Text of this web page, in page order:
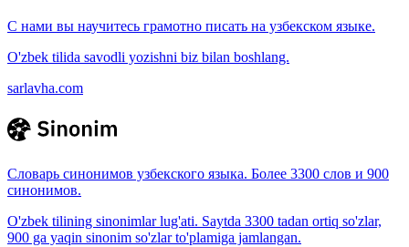
С нами вы научитесь грамотно писать на узбекском языке.
O'zbek tilida savodli yozishni biz bilan boshlang.
sarlavha.com
Словарь синонимов узбекского языка. Более 3300 слов и 900
синонимов.
O'zbek tilining sinonimlar lug'ati. Saytda 3300 tadan ortiq so'zlar,
900 ga yaqin sinonim so'zlar to'plamiga jamlangan.